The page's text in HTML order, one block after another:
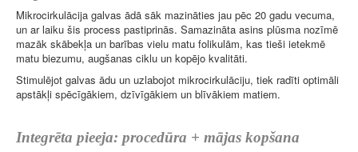
Mikrocirkulācija galvas ādā sāk mazināties jau pēc 20 gadu vecuma,
un ar laiku šis process pastiprinās. Samazināta asins plūsma nozīmē
mazāk skābekļa un barības vielu matu folikulām, kas tieši ietekmē
matu biezumu, augšanas ciklu un kopējo kvalitāti.
Stimulējot galvas ādu un uzlabojot mikrocirkulāciju, tiek radīti optimāli
apstākļi spēcīgākiem, dzīvīgākiem un blīvākiem matiem.
Integrēta pieeja: procedūra + mājas kopšana